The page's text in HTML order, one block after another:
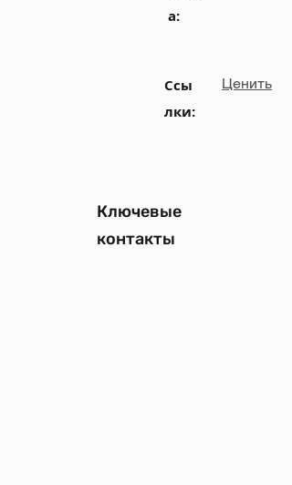
а:
Ссы
лки:
Ценить
Ключевые
контакты